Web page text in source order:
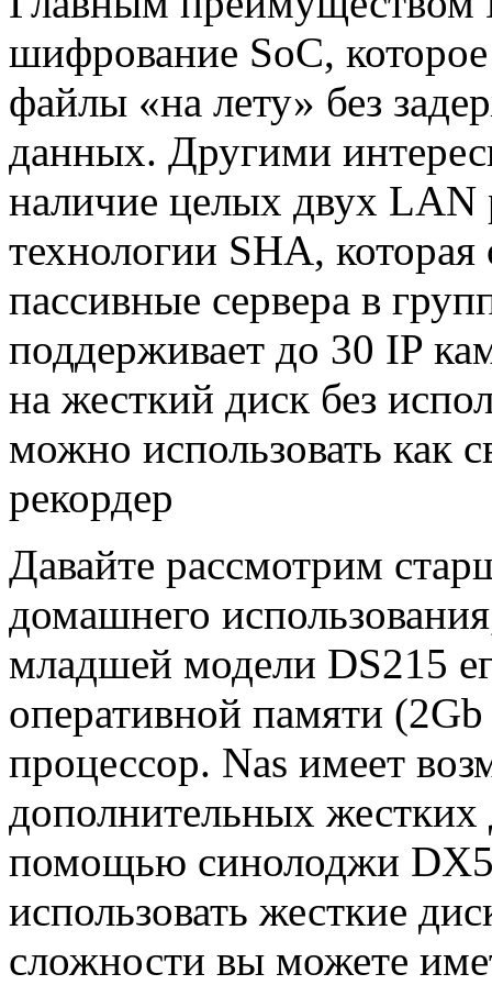
шифрование SoC,
файлы «на лету» без
данных. Другими
наличие целых двух LAN
технологии SHA,
пассивные сервера в
поддерживает до 30 IP
на жесткий диск без
можно использовать как
рекордер
Давайте рассмотрим
домашнего
младшей модели DS215
оперативной памяти (2Gb
процессор. Nas имеет
дополнительных
помощью синолоджи DX
использовать жесткие
сложности вы можете